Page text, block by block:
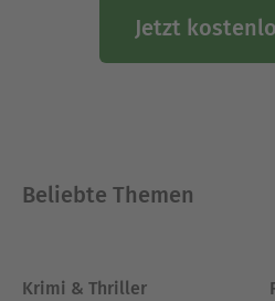
Jetzt
Beliebte Themen
Krimi & Thriller